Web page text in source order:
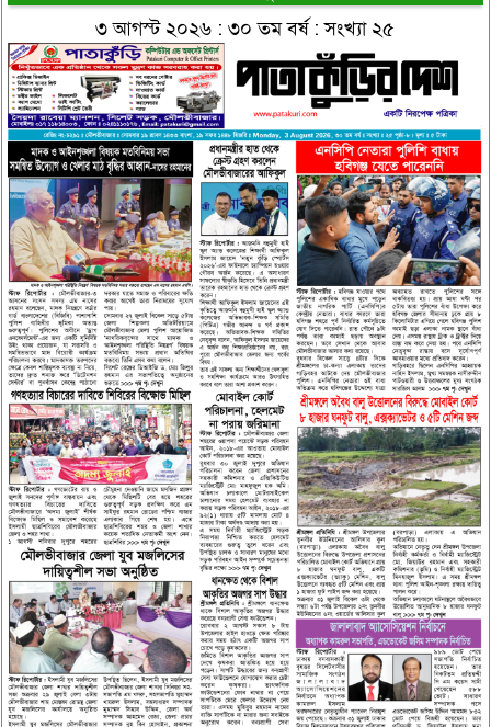
৩ আগস্ট ২০২৬ : ৩০ তম বর্ষ : সংখ্যা ২৫